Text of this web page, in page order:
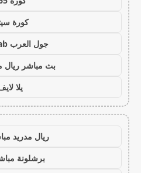
كورة
جول العرب goalarab
بث مباشر ريال
يلا
ريال مدريد
برشلونة